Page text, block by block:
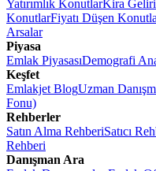
Yatırımlık KonutlarKira
KonutlarFiyatı Düşen
Arsalar
Piyasa
Emlak PiyasasıDemografi
Keşfet
Emlakjet BlogUzman
Fonu)
Rehberler
Satın Alma RehberiSatıcı
Rehberi
Danışman Ara